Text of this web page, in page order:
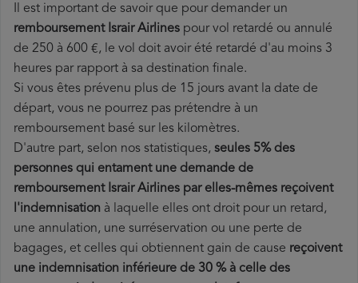
Il est important de savoir que pour demander un
remboursement Israir Airlines pour vol retardé ou annulé
de 250 à 600 €, le vol doit avoir été retardé d'au moins 3
heures par rapport à sa destination finale.
Si vous êtes prévenu plus de 15 jours avant la date de
départ, vous ne pourrez pas prétendre à un
remboursement basé sur les kilomètres.
D'autre part, selon nos statistiques, seules 5% des
personnes qui entament une demande de
remboursement Israir Airlines par elles-mêmes reçoivent
l'indemnisation à laquelle elles ont droit pour un retard,
une annulation, une surréservation ou une perte de
bagages, et celles qui obtiennent gain de cause reçoivent
une indemnisation inférieure de 30 % à celle des